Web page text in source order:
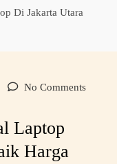
Di Jakarta Utara
No Comments
Laptop
Harga